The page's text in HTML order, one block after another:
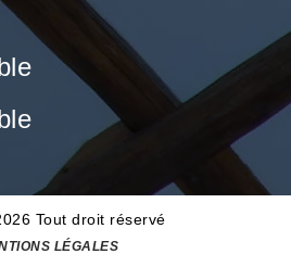
Tout droit réservé
LÉGALES